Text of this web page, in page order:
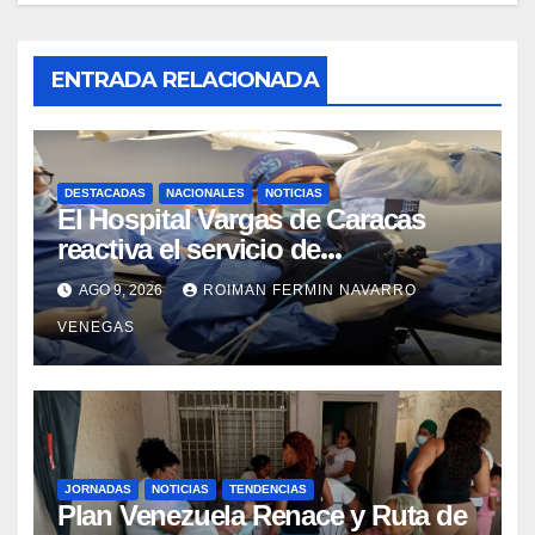
ENTRADA RELACIONADA
DESTACADAS NACIONALES NOTICIAS
El Hospital Vargas de Caracas
reactiva el servicio de
Colangiopancreatografía
Retrógrada Endoscópica para
beneficiar a cientos de pacientes
AGO 9, 2026 ROIMAN FERMIN NAVARRO
VENEGAS
JORNADAS NOTICIAS TENDENCIAS
Plan Venezuela Renace y Ruta de